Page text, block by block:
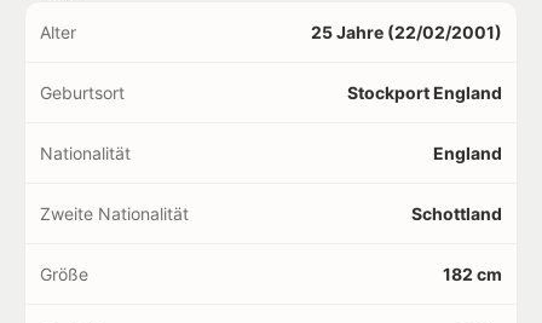
Alter 25 Jahre (22/02/2001)
Geburtsort Stockport England
Nationalität England
Zweite Nationalität Schottland
Größe 182 cm